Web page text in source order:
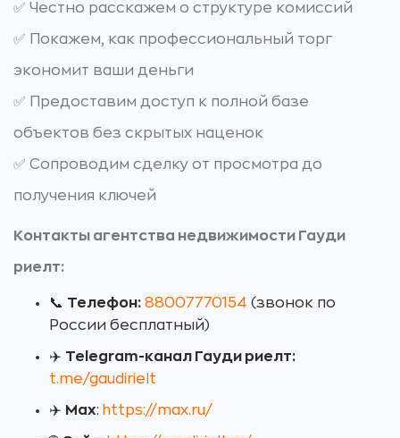
✅ Честно расскажем о структуре комиссий
✅ Покажем, как профессиональный торг
экономит ваши деньги
✅ Предоставим доступ к полной базе
объектов без скрытых наценок
✅ Сопроводим сделку от просмотра до
получения ключей
Контакты агентства недвижимости Гауди
риелт:
📞 Телефон: 88007770154 (звонок по
России бесплатный)
✈️ Telegram-канал Гауди риелт:
t.me/gaudirielt
✈️ Max: https://max.ru/